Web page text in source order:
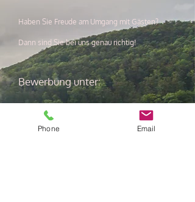
Haben Sie Freude am Umgang mit Gästen?
Dann sind Sie bei uns genau richtig!
Bewerbung unter:
Susanne Biedlingmaier
Kirchheimer Straße 1
Phone Email